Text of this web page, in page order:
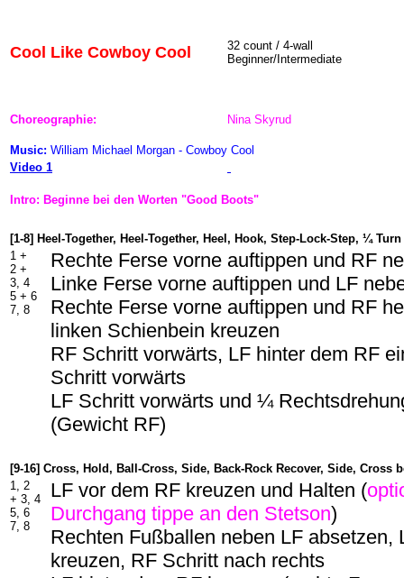
Cool Like Cowboy Cool
32 count / 4-wall
Beginner/Intermediate
Choreographie: Nina Skyrud
Music: William Michael Morgan - Cowboy Cool
Video 1
Intro: Beginne bei den Worten "Good Boots"
[1-8] Heel-Together, Heel-Together, Heel, Hook, Step-Lock-Step, ¼
1 +
2 +
3, 4
5 + 6
7, 8
Rechte Ferse vorne auftippen und RF
Linke Ferse vorne auftippen und LF
Rechte Ferse vorne auftippen und RF
linken Schienbein kreuzen
RF Schritt vorwärts, LF hinter dem RF
Schritt vorwärts
LF Schritt vorwärts und ¼
(Gewicht RF)
[9-16] Cross, Hold, Ball-Cross, Side, Back-Rock Recover, Side, Cross
1, 2
+ 3, 4
5, 6
7, 8
LF vor dem RF kreuzen und Halten (
Durchgang tippe an den Stetson)
Rechten Fußballen neben LF absetzen,
kreuzen, RF Schritt nach rechts